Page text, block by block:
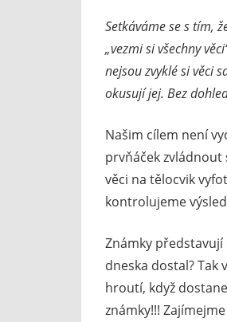
Setkáváme se s tím,
„vezmi si všechny
nejsou zvyklé si věci
okusují jej. Bez
Našim cílem není
prvňáček zvládnout
věci na tělocvik
kontrolujeme
Známky představují
dneska dostal? Tak
hroutí, když
známky!!!